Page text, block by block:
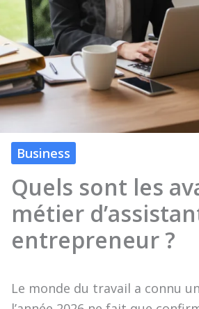
Business
Quels sont les
métier
entrepreneur ?
Le monde du travail a connu